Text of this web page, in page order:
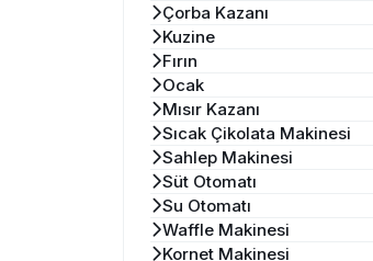
Çorba Kazanı
Kuzine
Fırın
Ocak
Mısır Kazanı
Sıcak Çikolata Makinesi
Sahlep Makinesi
Süt Otomatı
Su Otomatı
Waffle Makinesi
Kornet Makinesi